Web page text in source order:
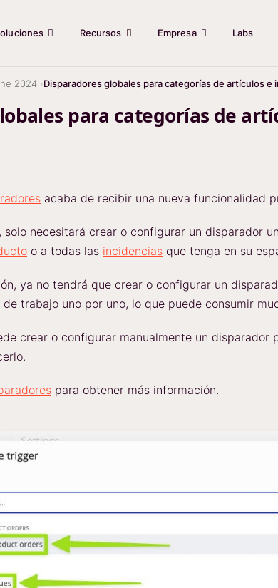
Recursos Empresa Labs
2024 Disparadores globales para categorías de artículos e
para categorías de
acaba de recibir una nueva funcionalidad
necesitará crear o configurar un disparador
o a todas las incidencias que tenga en su
ya no tendrá que crear o configurar un
trabajo uno por uno, lo que puede consumir
crear o configurar manualmente un
para obtener más información.